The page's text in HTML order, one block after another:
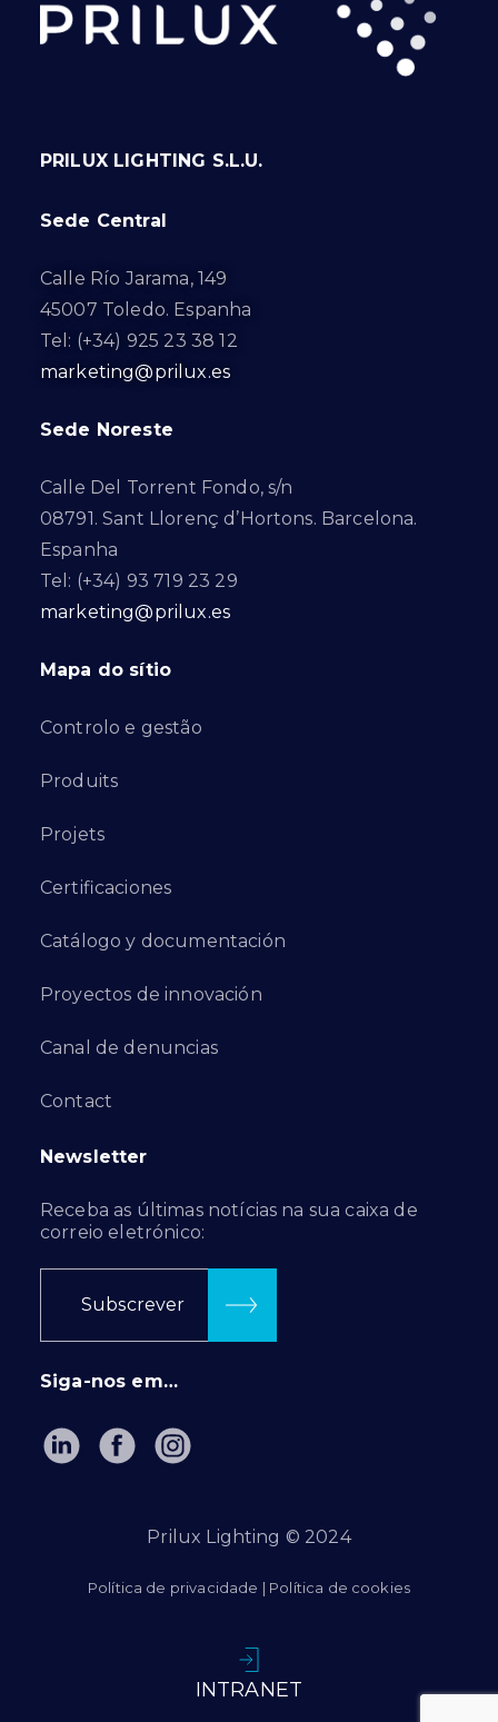
PRILUX LIGHTING S.L.U.
Sede Central
Calle Río Jarama, 149
45007 Toledo. Espanha
Tel: (+34) 925 23 38 12
marketing@prilux.es
Sede Noreste
Calle Del Torrent Fondo, s/n
08791. Sant Llorenç d’Hortons. Barcelona.
Espanha
Tel: (+34) 93 719 23 29
marketing@prilux.es
Mapa do sítio
Controlo e gestão
Produits
Projets
Certificaciones
Catálogo y documentación
Proyectos de innovación
Canal de denuncias
Contact
Newsletter
Receba as últimas notícias na sua caixa de
correio eletrónico:
Subscrever
Siga-nos em…
Prilux Lighting © 2024
Política de privacidade | Política de cookies
INTRANET